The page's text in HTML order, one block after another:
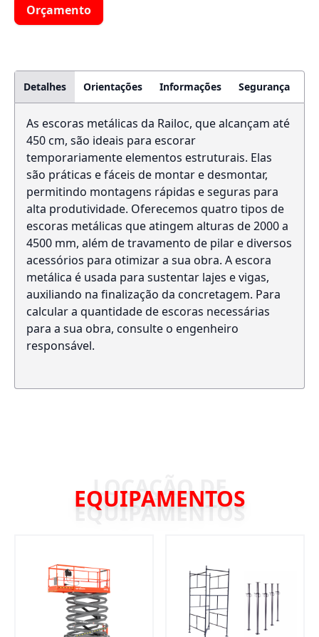
Orçamento
Detalhes Orientações Informações Segurança
As escoras metálicas da Railoc, que alcançam até
450 cm, são ideais para escorar
temporariamente elementos estruturais. Elas
são práticas e fáceis de montar e desmontar,
permitindo montagens rápidas e seguras para
alta produtividade. Oferecemos quatro tipos de
escoras metálicas que atingem alturas de 2000 a
4500 mm, além de travamento de pilar e diversos
acessórios para otimizar a sua obra. A escora
metálica é usada para sustentar lajes e vigas,
auxiliando na finalização da concretagem. Para
calcular a quantidade de escoras necessárias
para a sua obra, consulte o engenheiro
responsável.
EQUIPAMENTOS